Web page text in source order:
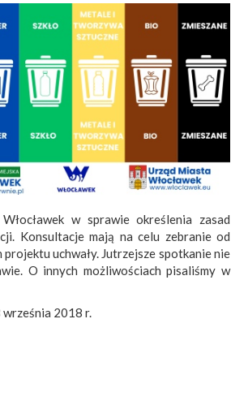
w sprawie określenia zasad
Konsultacje mają na celu zebranie od
uchwały. Jutrzejsze spotkanie nie
O innych możliwościach pisaliśmy w
września 2018 r.